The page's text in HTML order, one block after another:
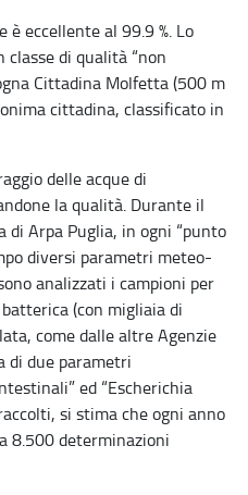
è eccellente al 99.9 %. Lo
classe di qualità “non
Cittadina Molfetta (500 m
cittadina, classificato in
delle acque di
la qualità. Durante il
di Arpa Puglia, in ogni “punto
diversi parametri meteo-
analizzati i campioni per
(con migliaia di
come dalle altre Agenzie
di due parametri
ed “Escherichia
si stima che ogni anno
8.500 determinazioni